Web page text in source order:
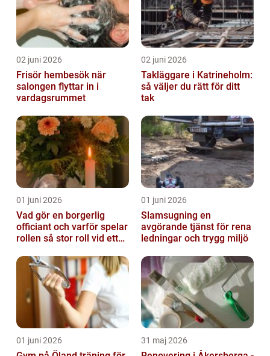
02 juni 2026
Frisör hembesök när
salongen flyttar in i
vardagsrummet
02 juni 2026
Takläggare i Katrineholm:
så väljer du rätt för ditt
tak
01 juni 2026
Vad gör en borgerlig
officiant och varför spelar
rollen så stor roll vid ett
01 juni 2026
Slamsugning en
avgörande tjänst för rena
ledningar och trygg miljö
01 juni 2026 31 maj 2026